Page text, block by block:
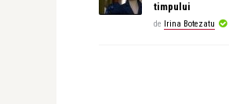
timpului
de Irina Botezatu